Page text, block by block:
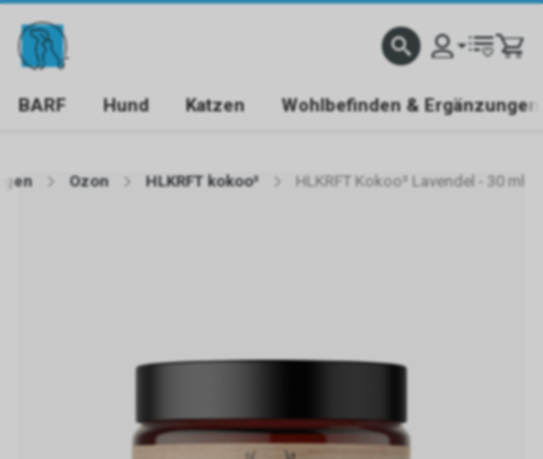
BARF Hund Katzen Wohlbefinden & Ergänzungen
Ozon HLKRFT kokoo³ HLKRFT Kokoo³ Lavendel - 30 ml